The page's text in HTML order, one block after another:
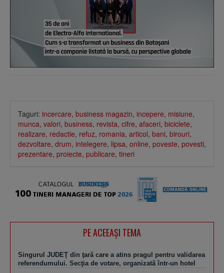
Taguri: incercare, business magazin, incepere, misiune,
munca, valori, business, revista, cifre, afaceri, biciclete,
realizare, redactie, refuz, romania, articol, bani, birouri,
dezvoltare, drum, intelegere, lipsa, online, poveste, povesti,
prezentare, proiecte, publicare, tineri
PE ACEEAŞI TEMA
Singurul JUDEŢ din ţară care a atins pragul pentru validarea
referendumului. Secţia de votare, organizată într-un hotel